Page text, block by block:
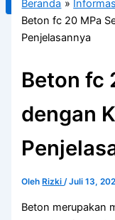
Beranda
Beton fc 20 MPa
Penjelasannya
Beton fc
dengan
Oleh Rizki/Juli 13,
Beton merupakan